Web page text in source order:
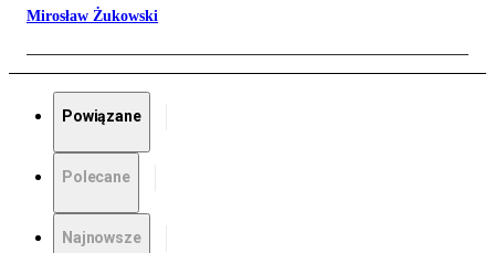
Mirosław Żukowski
Powiązane
Polecane
Najnowsze